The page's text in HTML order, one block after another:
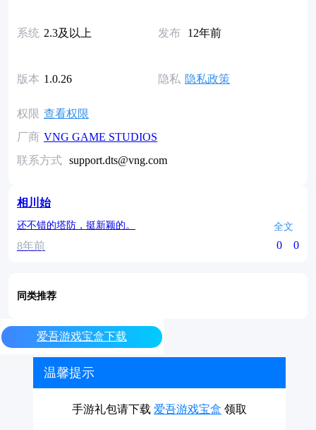
系统 2.3及以上 发布 12年前
版本 1.0.26 隐私 隐私政策
权限 查看权限
厂商 VNG GAME STUDIOS
联系方式 support.dts@vng.com
相川始
还不错的塔防，挺新颖的。 全文
8年前 0 0
同类推荐
爱吾游戏宝盒下载
温馨提示
手游礼包请下载 爱吾游戏宝盒 领取